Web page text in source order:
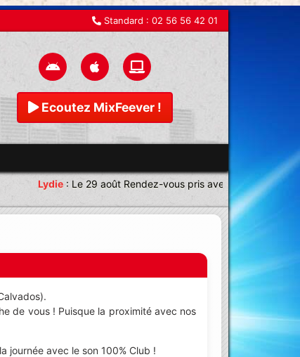
Standard : 02 56 56 42 01
Ecoutez MixFeever !
Lydie:Le 29 août Rendez-vous pris avec une équipe
de vous ! Puisque la proximité avec nos
journée avec le son 100% Club !